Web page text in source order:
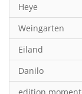
Heye
Weingarten
Eiland
Danilo
edition